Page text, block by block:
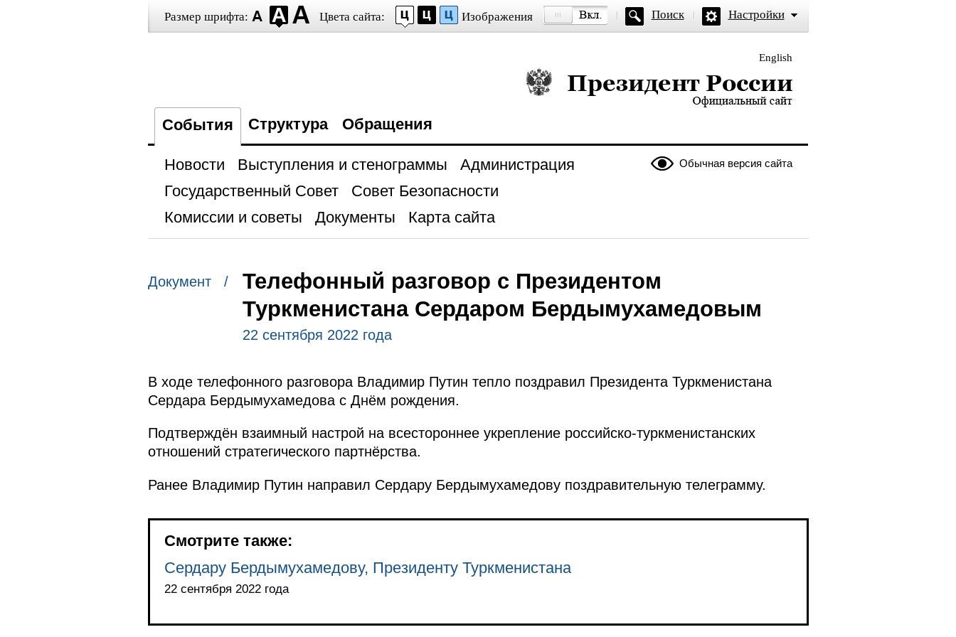
Размер шрифта: Цвета сайта: Изображения Поиск Настройки
English
Президент России — официальный сайт
События Структура Обращения
Обычная версия сайта
Новости Выступления и стенограммы
Администрация
Государственный Совет
Совет Безопасности
Комиссии и советы
Документы Карта сайта
Документ /
Телефонный разговор с Президентом
Туркменистана Сердаром Бердымухамедовым
22 сентября 2022 года
В ходе телефонного разговора Владимир Путин тепло поздравил Президента Туркменистана
Сердара Бердымухамедова с Днём рождения.
Подтверждён взаимный настрой на всестороннее укрепление российско-туркменистанских
отношений стратегического партнёрства.
Ранее Владимир Путин направил Сердару Бердымухамедову поздравительную телеграмму.
Смотрите также:
Сердару Бердымухамедову, Президенту Туркменистана
22 сентября 2022 года